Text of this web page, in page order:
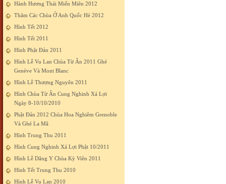
Hành Hương Thái Miến Miên 2012
Thăm Các Chùa Ở Anh Quốc Hè 2012
Hình Tết 2012
Hình Tết 2011
Hình Phật Đản 2011
Hình Lễ Vu Lan Chùa Từ Ân 2011 Ghé
Genève Và Mont Blanc
Hình Lễ Thượng Nguyên 2011
Hình Chùa Từ Ân Cung Nghinh Xá Lợi
Ngày 8-10/10/2010
Phật Đản 2012 Chùa Hoa Nghiêm Grenoble
Và Ghé La Mã
Hình Trung Thu 2011
Hình Cung Nghinh Xá Lợi Phật 10/2011
Hình Lễ Dâng Y Chùa Kỳ Viên 2011
Hình Tết Trung Thu 2010
Hình Lễ Vu Lan 2010